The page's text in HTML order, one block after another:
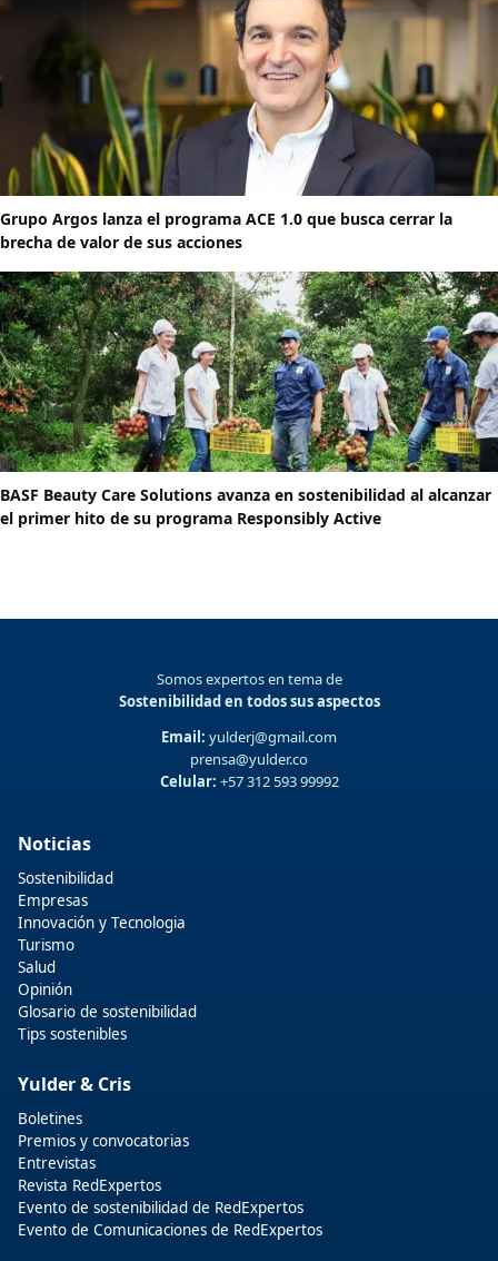
Grupo Argos lanza el programa ACE 1.0 que busca cerrar la
brecha de valor de sus acciones
BASF Beauty Care Solutions avanza en sostenibilidad al alcanzar
el primer hito de su programa Responsibly Active
Somos expertos en tema de
Sostenibilidad en todos sus aspectos
Email: yulderj@gmail.com
prensa@yulder.co
Celular: +57 312 593 99992
Noticias
Sostenibilidad
Empresas
Innovación y Tecnologia
Turismo
Salud
Opinión
Glosario de sostenibilidad
Tips sostenibles
Yulder & Cris
Boletines
Premios y convocatorias
Entrevistas
Revista RedExpertos
Evento de sostenibilidad de RedExpertos
Evento de Comunicaciones de RedExpertos